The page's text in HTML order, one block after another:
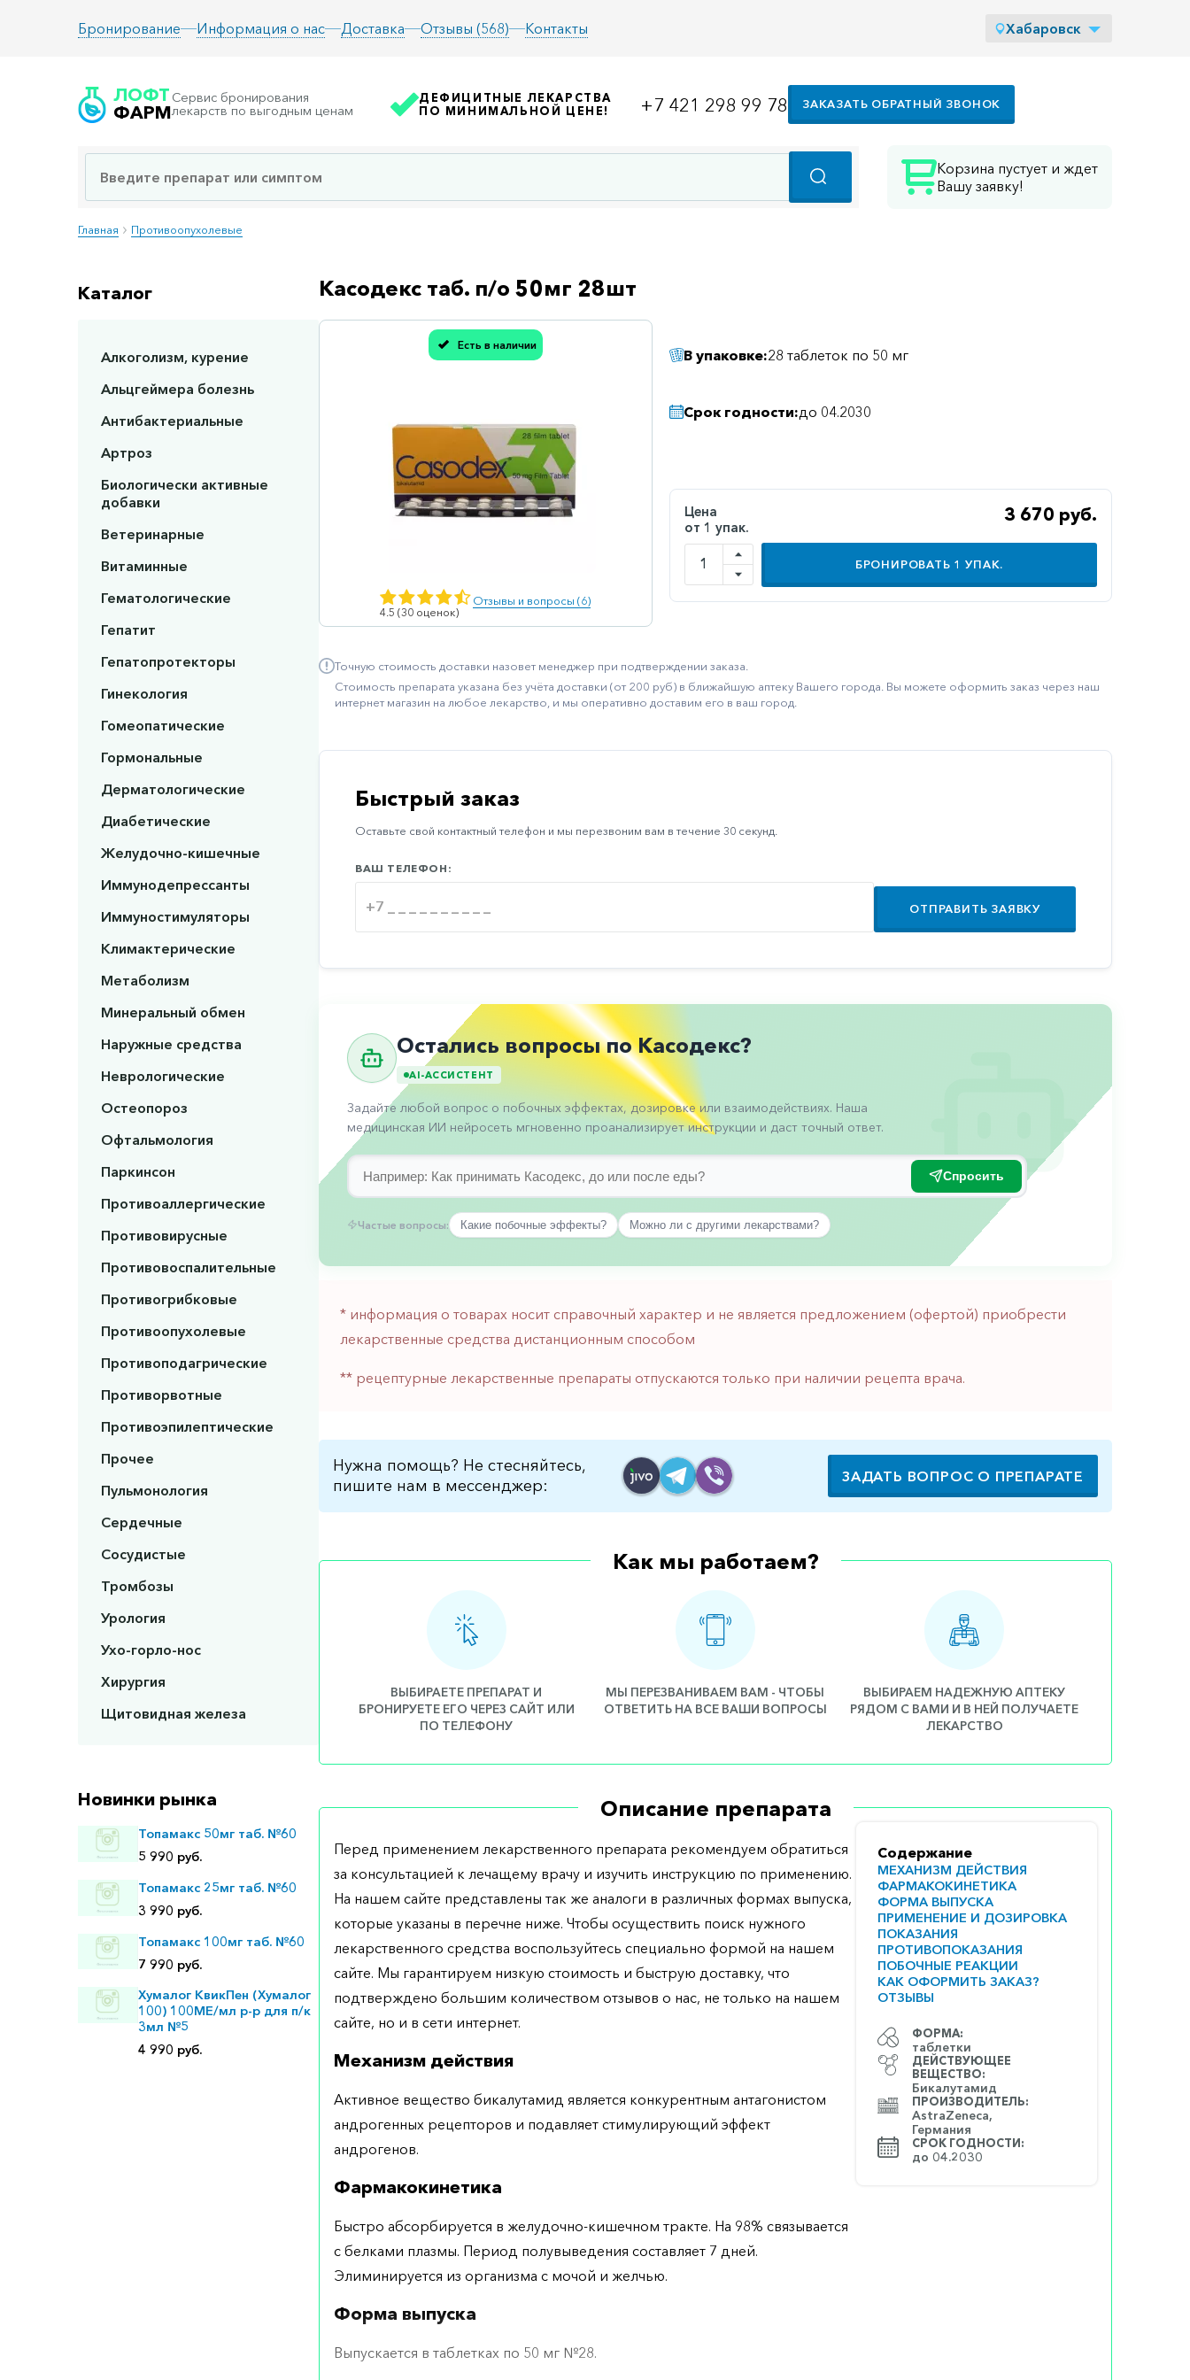
Бронирование Информация о нас Доставка Отзывы (568) Контакты Хабаровск
ЛОФТ
ФАРМ
Сервис бронирования
лекарств по выгодным ценам
Корзина пустует и ждет
Вашу заявку!
ДЕФИЦИТНЫЕ ЛЕКАРСТВА
ПО МИНИМАЛЬНОЙ ЦЕНЕ!
+7 421 298 99 78 ЗАКАЗАТЬ ОБРАТНЫЙ ЗВОНОК
Главная Противоопухолевые
Каталог
Алкоголизм, курение
Альцгеймера болезнь
Антибактериальные
Артроз
Биологически активные
добавки
Ветеринарные
Витаминные
Гематологические
Гепатит
Гепатопротекторы
Гинекология
Гомеопатические
Гормональные
Дерматологические
Диабетические
Желудочно-кишечные
Иммунодепрессанты
Иммуностимуляторы
Климактерические
Метаболизм
Минеральный обмен
Наружные средства
Неврологические
Остеопороз
Офтальмология
Паркинсон
Противоаллергические
Противовирусные
Противовоспалительные
Противогрибковые
Противоопухолевые
Противоподагрические
Противорвотные
Противоэпилептические
Прочее
Пульмонология
Сердечные
Сосудистые
Тромбозы
Урология
Ухо-горло-нос
Хирургия
Щитовидная железа
Новинки рынка
Топамакс 50мг таб. №60
5 990 руб.
Топамакс 25мг таб. №60
3 990 руб.
Топамакс 100мг таб. №60
7 990 руб.
Хумалог КвикПен (Хумалог
100) 100МЕ/мл р-р для п/к
3мл №5
4 990 руб.
Касодекс таб. п/о 50мг 28шт
Есть в наличии
4.5 (30 оценок)
Отзывы и вопросы (6)
Спасибо, мы учли Вашу оценку! В упаковке:28 таблеток по 50 мг
Срок годности:до 04.2030
Цена
от 1 упак.
3 670 руб.
БРОНИРОВАТЬ 1 УПАК.
Точную стоимость доставки назовет менеджер при подтверждении заказа.
Стоимость препарата указана без учёта доставки (от 200 руб) в ближайшую аптеку Вашего города. Вы можете оформить заказ через наш
интернет магазин на любое лекарство, и мы оперативно доставим его в ваш город.
Быстрый заказ
Оставьте свой контактный телефон и мы перезвоним вам в течение 30 секунд.
ВАШ ТЕЛЕФОН:
ОТПРАВИТЬ ЗАЯВКУ
Остались вопросы по Касодекс?
AI-АССИСТЕНТ
Задайте любой вопрос о побочных эффектах, дозировке или взаимодействиях. Наша
медицинская ИИ нейросеть мгновенно проанализирует инструкции и даст точный ответ.
Спросить
Частые вопросы: Какие побочные эффекты? Можно ли с другими лекарствами?
* информация о товарах носит справочный характер и не является предложением (офертой) приобрести
лекарственные средства дистанционным способом
** рецептурные лекарственные препараты отпускаются только при наличии рецепта врача.
Нужна помощь? Не стесняйтесь,
пишите нам в мессенджер:
ЗАДАТЬ ВОПРОС О ПРЕПАРАТЕ
Как мы работаем?
ВЫБИРАЕТЕ ПРЕПАРАТ И
БРОНИРУЕТЕ ЕГО ЧЕРЕЗ САЙТ ИЛИ
ПО ТЕЛЕФОНУ
МЫ ПЕРЕЗВАНИВАЕМ ВАМ - ЧТОБЫ
ОТВЕТИТЬ НА ВСЕ ВАШИ ВОПРОСЫ
ВЫБИРАЕМ НАДЕЖНУЮ АПТЕКУ
РЯДОМ С ВАМИ И В НЕЙ ПОЛУЧАЕТЕ
ЛЕКАРСТВО
Описание препарата
Содержание
МЕХАНИЗМ ДЕЙСТВИЯ
ФАРМАКОКИНЕТИКА
ФОРМА ВЫПУСКА
ПРИМЕНЕНИЕ И ДОЗИРОВКА
ПОКАЗАНИЯ
ПРОТИВОПОКАЗАНИЯ
ПОБОЧНЫЕ РЕАКЦИИ
КАК ОФОРМИТЬ ЗАКАЗ?
ОТЗЫВЫ
ФОРМА:
таблетки
ДЕЙСТВУЮЩЕЕ
ВЕЩЕСТВО:
Бикалутамид
ПРОИЗВОДИТЕЛЬ:
AstraZeneca,
Германия
СРОК ГОДНОСТИ:
до 04.2030
Перед применением лекарственного препарата рекомендуем обратиться
за консультацией к лечащему врачу и изучить инструкцию по применению.
На нашем сайте представлены так же аналоги в различных формах выпуска,
которые указаны в перечне ниже. Чтобы осуществить поиск нужного
лекарственного средства воспользуйтесь специально формой на нашем
сайте. Мы гарантируем низкую стоимость и быструю доставку, что
подтверждено большим количеством отзывов о нас, не только на нашем
сайте, но и в сети интернет.
Механизм действия
Активное вещество бикалутамид является конкурентным антагонистом
андрогенных рецепторов и подавляет стимулирующий эффект
андрогенов.
Фармакокинетика
Быстро абсорбируется в желудочно-кишечном тракте. На 98% связывается
с белками плазмы. Период полувыведения составляет 7 дней.
Элиминируется из организма с мочой и желчью.
Форма выпуска
Выпускается в таблетках по 50 мг №28.